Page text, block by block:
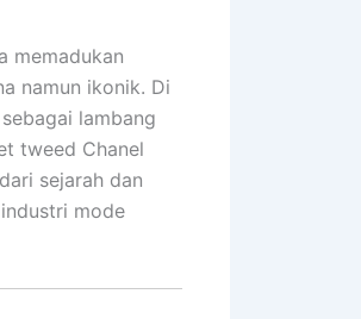
memadukan
namun ikonik. Di
lambang
tweed Chanel
sejarah dan
mode